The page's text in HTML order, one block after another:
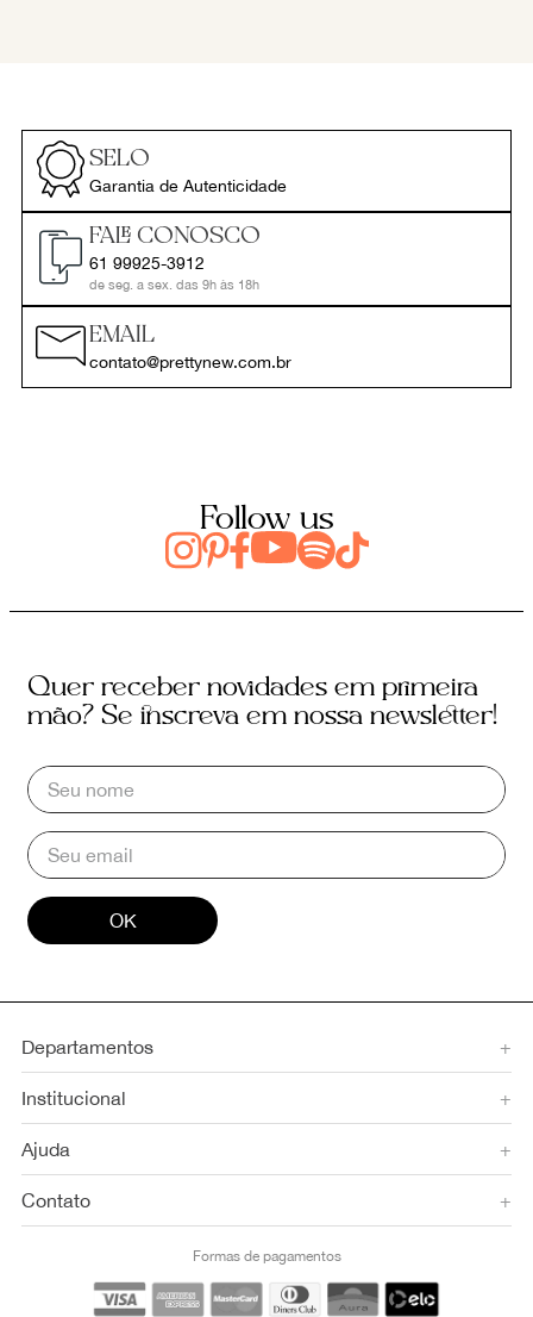
SELO
Garantia de Autenticidade
FALE CONOSCO
61 99925-3912
de seg. a sex. das 9h às 18h
EMAIL
contato@prettynew.com.br
Follow us
Quer receber novidades em primeira
mão? Se inscreva em nossa newsletter!
OK
Departamentos +
Institucional +
Ajuda +
Contato +
Formas de pagamentos